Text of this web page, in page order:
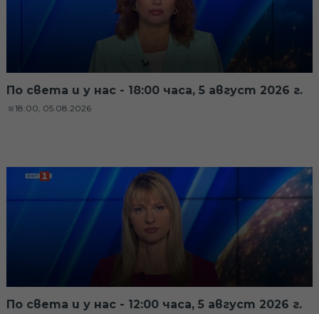
По света и у нас - 18:00 часа, 5 август 2026 г.
18:00, 05.08.2026
По света и у нас - 12:00 часа, 5 август 2026 г.